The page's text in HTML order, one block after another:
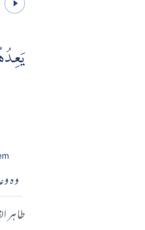
وہ
طاہر